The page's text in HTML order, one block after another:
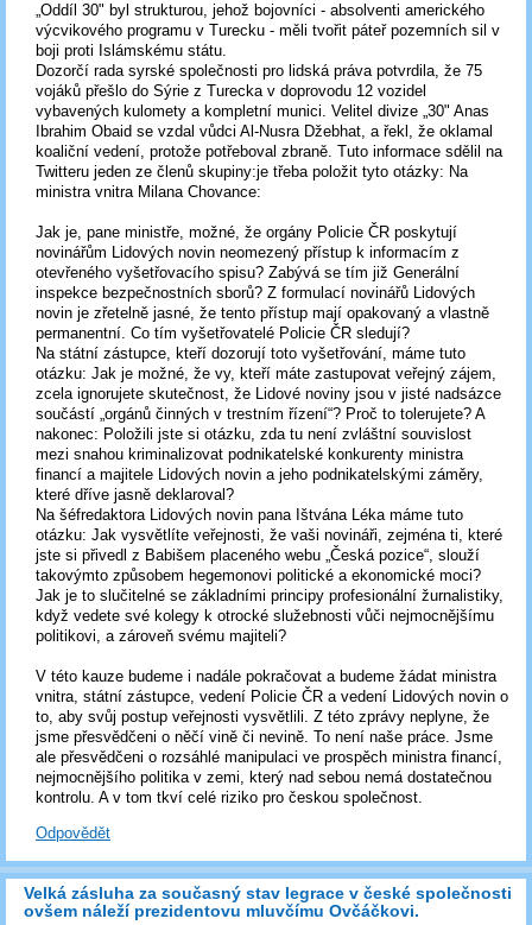
„Oddíl 30" byl strukturou, jehož bojovníci - absolventi amerického
výcvikového programu v Turecku - měli tvořit páteř pozemních sil v
boji proti Islámskému státu.
Dozorčí rada syrské společnosti pro lidská práva potvrdila, že 75
vojáků přešlo do Sýrie z Turecka v doprovodu 12 vozidel
vybavených kulomety a kompletní munici. Velitel divize „30" Anas
Ibrahim Obaid se vzdal vůdci Al-Nusra Džebhat, a řekl, že oklamal
koaliční vedení, protože potřeboval zbraně. Tuto informace sdělil na
Twitteru jeden ze členů skupiny:je třeba položit tyto otázky: Na
ministra vnitra Milana Chovance:
Jak je, pane ministře, možné, že orgány Policie ČR poskytují
novinářům Lidových novin neomezený přístup k informacím z
otevřeného vyšetřovacího spisu? Zabývá se tím již Generální
inspekce bezpečnostních sborů? Z formulací novinářů Lidových
novin je zřetelně jasné, že tento přístup mají opakovaný a vlastně
permanentní. Co tím vyšetřovatelé Policie ČR sledují?
Na státní zástupce, kteří dozorují toto vyšetřování, máme tuto
otázku: Jak je možné, že vy, kteří máte zastupovat veřejný zájem,
zcela ignorujete skutečnost, že Lidové noviny jsou v jisté nadsázce
součástí „orgánů činných v trestním řízení“? Proč to tolerujete? A
nakonec: Položili jste si otázku, zda tu není zvláštní souvislost
mezi snahou kriminalizovat podnikatelské konkurenty ministra
financí a majitele Lidových novin a jeho podnikatelskými záměry,
které dříve jasně deklaroval?
Na šéfredaktora Lidových novin pana Ištvána Léka máme tuto
otázku: Jak vysvětlíte veřejnosti, že vaši novináři, zejména ti, které
jste si přivedl z Babišem placeného webu „Česká pozice“, slouží
takovýmto způsobem hegemonovi politické a ekonomické moci?
Jak je to slučitelné se základními principy profesionální žurnalistiky,
když vedete své kolegy k otrocké služebnosti vůči nejmocnějšímu
politikovi, a zároveň svému majiteli?
V této kauze budeme i nadále pokračovat a budeme žádat ministra
vnitra, státní zástupce, vedení Policie ČR a vedení Lidových novin o
to, aby svůj postup veřejnosti vysvětlili. Z této zprávy neplyne, že
jsme přesvědčeni o něčí vině či nevině. To není naše práce. Jsme
ale přesvědčeni o rozsáhlé manipulaci ve prospěch ministra financí,
nejmocnějšího politika v zemi, který nad sebou nemá dostatečnou
kontrolu. A v tom tkví celé riziko pro českou společnost.
Odpovědět
Velká zásluha za současný stav legrace v české společnosti
ovšem náleží prezidentovu mluvčímu Ovčáčkovi.